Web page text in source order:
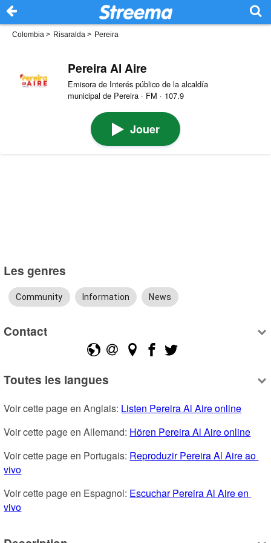
Colombia > Risaralda > Pereira
Pereira Al Aire
Emisora de Interés público de la alcaldía
municipal de Pereira · FM · 107.9
Jouer
Les genres
Community Information News
Contact
Toutes les langues
Voir cette page en Anglais: Listen Pereira Al Aire online
Voir cette page en Allemand: Hören Pereira Al Aire online
Voir cette page en Portugais: Reproduzir Pereira Al Aire ao
vivo
Voir cette page en Espagnol: Escuchar Pereira Al Aire en
vivo